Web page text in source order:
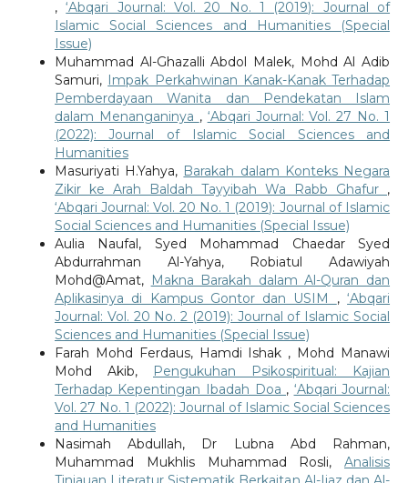
,‘Abqari Journal: Vol. 20 No. 1 (2019): Journal of
Islamic Social Sciences and Humanities (Special
Issue)
Muhammad Al-Ghazalli Abdol Malek, Mohd Al Adib
Samuri, Impak Perkahwinan Kanak-Kanak Terhadap
Pemberdayaan Wanita dan Pendekatan Islam
dalam Menanganinya , ‘Abqari Journal: Vol. 27 No. 1
(2022): Journal of Islamic Social Sciences and
Humanities
Masuriyati H.Yahya, Barakah dalam Konteks Negara
Zikir ke Arah Baldah Tayyibah Wa Rabb Ghafur ,
‘Abqari Journal: Vol. 20 No. 1 (2019): Journal of Islamic
Social Sciences and Humanities (Special Issue)
Aulia Naufal, Syed Mohammad Chaedar Syed
Abdurrahman Al-Yahya, Robiatul Adawiyah
Mohd@Amat, Makna Barakah dalam Al-Quran dan
Aplikasinya di Kampus Gontor dan USIM ,‘Abqari
Journal: Vol. 20 No. 2 (2019): Journal of Islamic Social
Sciences and Humanities (Special Issue)
Farah Mohd Ferdaus, Hamdi Ishak , Mohd Manawi
Mohd Akib,
Pengukuhan Psikospiritual: Kajian
Terhadap Kepentingan Ibadah Doa , ‘Abqari Journal:
Vol. 27 No. 1 (2022): Journal of Islamic Social Sciences
and Humanities
Nasimah Abdullah, Dr Lubna Abd Rahman,
Muhammad Mukhlis Muhammad Rosli,Analisis